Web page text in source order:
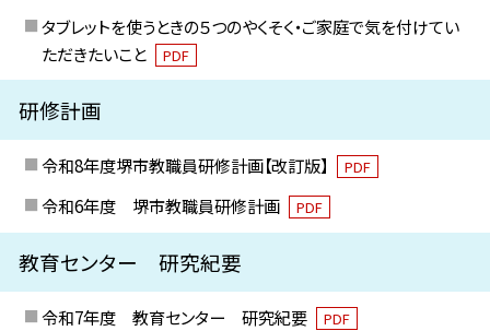
タブレットを使うときの５つのやくそく・ご家庭で気を付けてい
ただきたいこと
PDF
研修計画
令和8年度堺市教職員研修計画【改訂版】 PDF
令和6年度 堺市教職員研修計画 PDF
教育センター 研究紀要
令和7年度 教育センター 研究紀要 PDF